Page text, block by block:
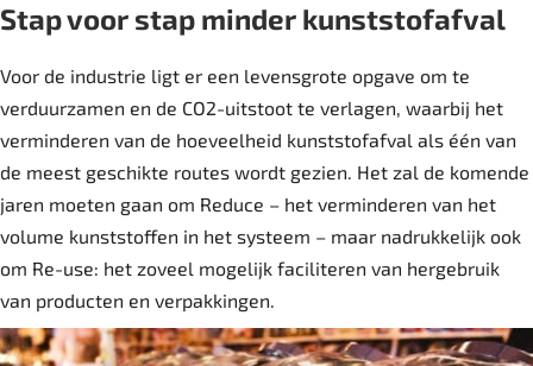
Stap voor stap minder kunststofafval
Voor de industrie ligt er een levensgrote opgave om te
verduurzamen en de CO2-uitstoot te verlagen, waarbij het
verminderen van de hoeveelheid kunststofafval als één van
de meest geschikte routes wordt gezien. Het zal de komende
jaren moeten gaan om Reduce – het verminderen van het
volume kunststoffen in het systeem – maar nadrukkelijk ook
om Re-use: het zoveel mogelijk faciliteren van hergebruik
van producten en verpakkingen.